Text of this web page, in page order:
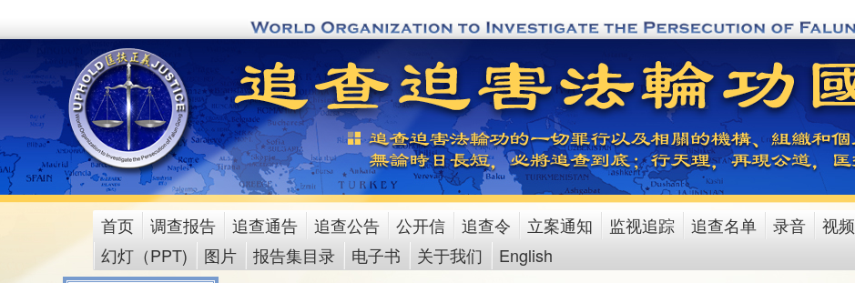
to
content
main
menu
首页 调查报告 追查通告 追查公告 公开信 追查令 立案通知 监视追踪 追查名单 录音 视频
幻灯（PPT)
图片 报告集目录 电子书 关于我们 English